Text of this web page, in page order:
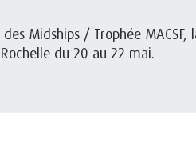
Midships / Trophée
du 20 au 22 mai.